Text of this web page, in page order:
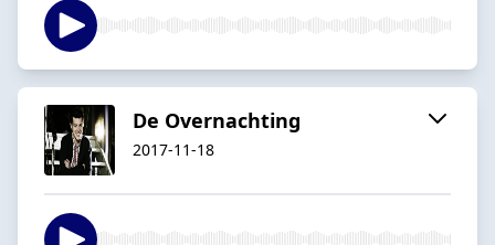
De Overnachting
2017-11-18